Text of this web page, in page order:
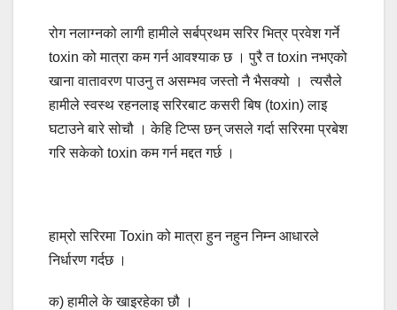
रोग नलाग्नको लागी हामीले सर्बप्रथम सरिर भित्र प्रवेश गर्ने
toxin को मात्रा कम गर्न आवश्याक छ । पुरै त toxin नभएको
खाना वातावरण पाउनु त असम्भव जस्तो नै भैसक्यो । त्यसैले
हामीले स्वस्थ रहनलाइ सरिरबाट कसरी बिष (toxin) लाइ
घटाउने बारे सोचौ । केहि टिप्स छन् जसले गर्दा सरिरमा प्रबेश
गरि सकेको toxin कम गर्न मद्दत गर्छ ।
हाम्रो सरिरमा Toxin को मात्रा हुन नहुन निम्न आधारले
निर्धारण गर्दछ ।
क) हामीले के खाइरहेका छौ ।